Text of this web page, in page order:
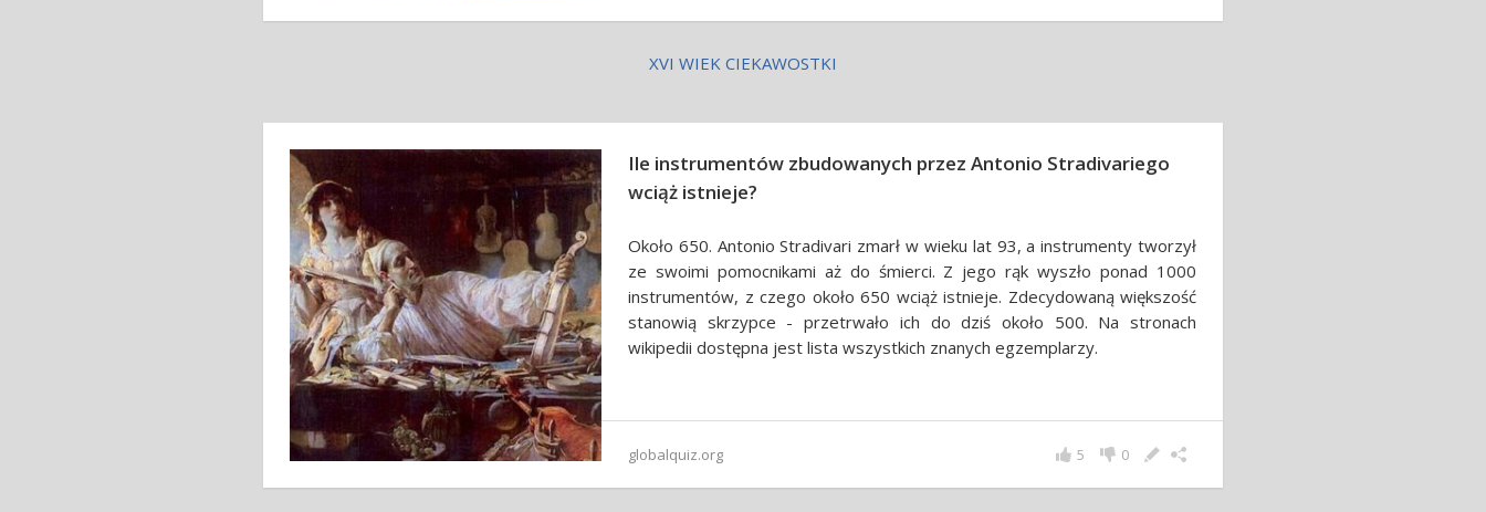
XVI WIEK CIEKAWOSTKI
Ile instrumentów zbudowanych przez Antonio Stradivariego
wciąż istnieje?
Około 650. Antonio Stradivari zmarł w wieku lat 93, a instrumenty tworzył
ze swoimi pomocnikami aż do śmierci. Z jego rąk wyszło ponad 1000
instrumentów, z czego około 650 wciąż istnieje. Zdecydowaną większość
stanowią skrzypce - przetrwało ich do dziś około 500. Na stronach
wikipedii dostępna jest lista wszystkich znanych egzemplarzy.
globalquiz.org 0
5